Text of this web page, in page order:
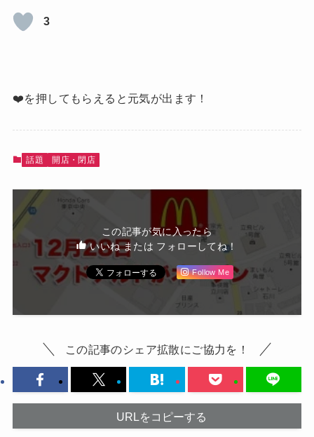
3
❤️を押してもらえると元気が出ます！
話題 開店・閉店
この記事が気に入ったら
いいね または フォローしてね！
Follow Me
この記事のシェア拡散にご協力を！
URLをコピーする